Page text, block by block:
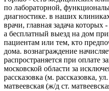
по лабораторной,
диагностике. в наших
врачи, главная задача которых
а бесплатный выезд на дом
пациентам или тем, кто
дома. вознаграждение
распространяется при оплате
московской области за
рассказовка (м. рассказовка,
матвеевская (ж/д ст.